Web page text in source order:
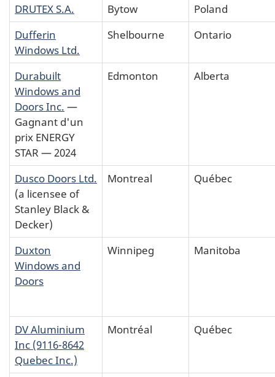
DRUTEX S.A. Bytow
Poland
Dufferin
Windows Ltd.
Shelbourne Ontario
Durabuilt
Windows and
Doors Inc. —
Gagnant d'un
prix ENERGY
STAR — 2024
Edmonton Alberta
Dusco Doors Ltd.
(a licensee of
Stanley Black &
Decker)
Montreal Québec
Duxton
Windows and
Doors
Winnipeg Manitoba
DV Aluminium
Inc (9116-8642
Quebec Inc.)
Montréal Québec